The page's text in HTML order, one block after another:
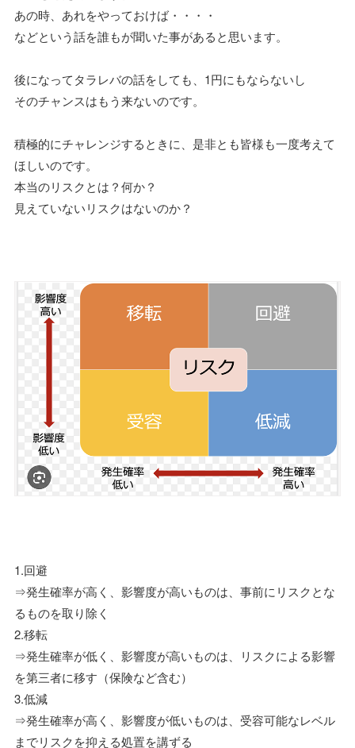
あの時、あれをやっておけば・・・・
などという話を誰もが聞いた事があると思います。
後になってタラレバの話をしても、1円にもならないし
そのチャンスはもう来ないのです。
積極的にチャレンジするときに、是非とも皆様も一度考えて
ほしいのです。
本当のリスクとは？何か？
見えていないリスクはないのか？
1.回避
⇒発生確率が高く、影響度が高いものは、事前にリスクとな
るものを取り除く
2.移転
⇒発生確率が低く、影響度が高いものは、リスクによる影響
を第三者に移す（保険など含む）
3.低減
⇒発生確率が高く、影響度が低いものは、受容可能なレベル
までリスクを抑える処置を講ずる